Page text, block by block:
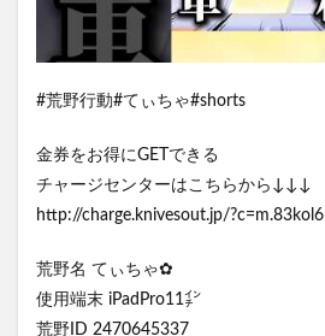
#荒野行動#てぃちゃ#shorts
金券をお得にGETできる
チャージセンターはこちらから↓↓↓
http://charge.knivesout.jp/?c=m.83kol6
荒野名 てぃちゃ✿
使用端末 iPadPro11㌅
荒野ID 2470645337